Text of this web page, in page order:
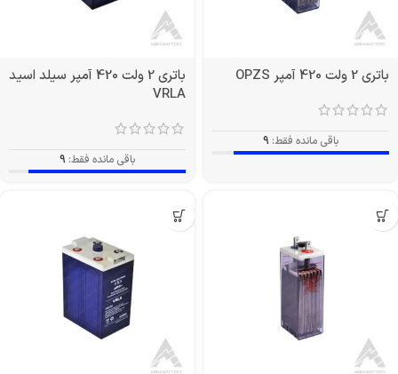
باتری 2 ولت 420 آمپر OPZS
باقی مانده فقط: 9
باتری 2 ولت 420 آمپر سیلد اسید
VRLA
باقی مانده فقط: 9